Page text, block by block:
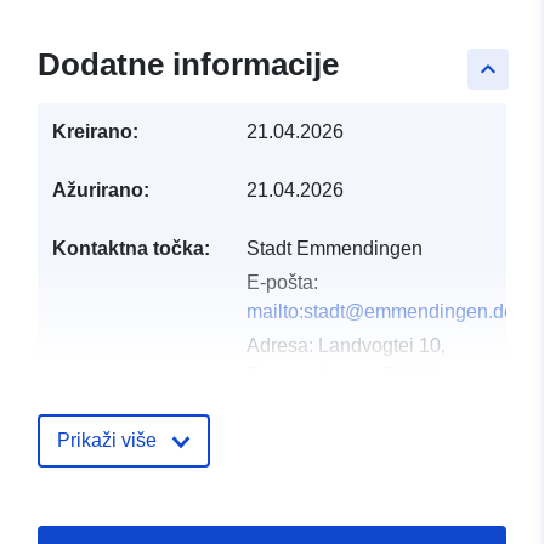
keyboard_arrow_up
Dodatne informacije
Kreirano: 21.04.2026
Ažurirano: 21.04.2026
Kontaktna točka:
Stadt Emmendingen
E-pošta:
mailto:stadt@emmendingen.de
Adresa:
Landvogtei 10,
Kataloški
Dodano u data.europa.eu: 02 May
Prikaži više